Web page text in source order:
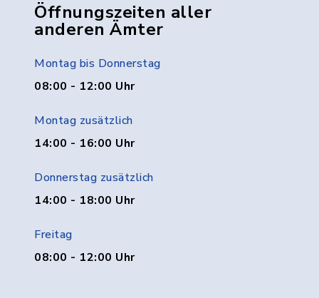
Öffnungszeiten aller
anderen Ämter
Montag bis Donnerstag
08:00 - 12:00 Uhr
Montag zusätzlich
14:00 - 16:00 Uhr
Donnerstag zusätzlich
14:00 - 18:00 Uhr
Freitag
08:00 - 12:00 Uhr